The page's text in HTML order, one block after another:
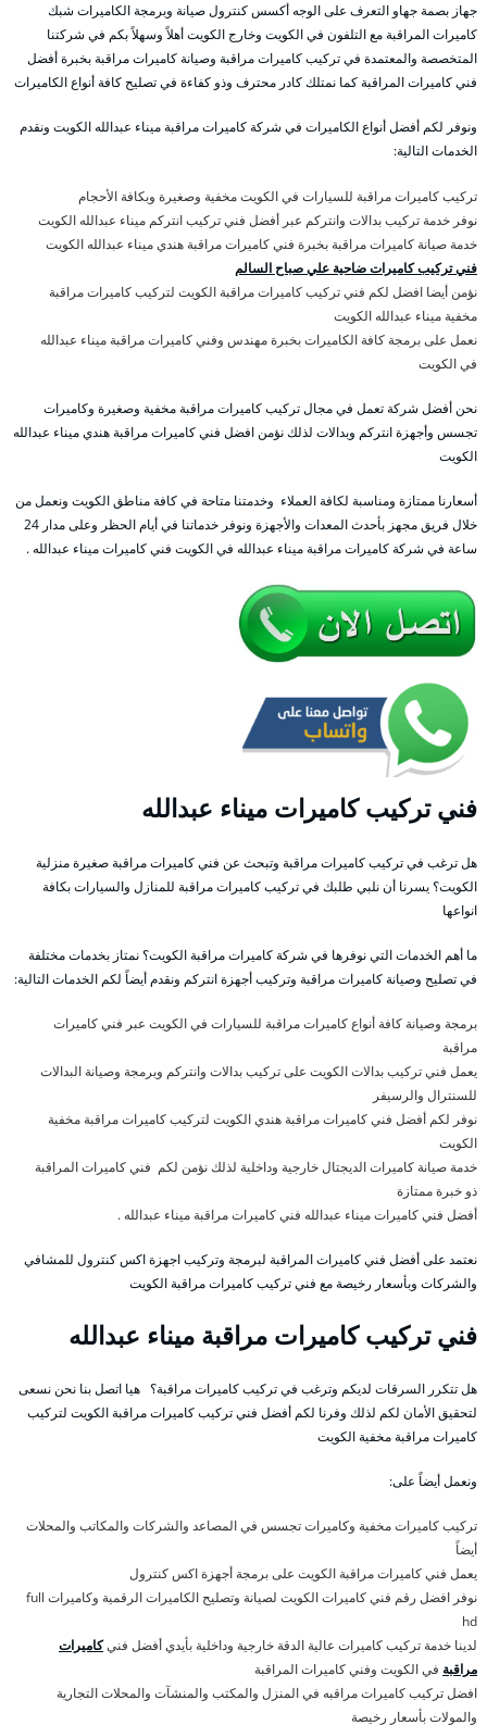
جهاز بصمة جهاو التعرف على الوجه أكسس كنترول صيانة وبرمجة الكاميرات شبك
كاميرات المراقبة مع التلفون في الكويت وخارج الكويت أهلاً وسهلاً بكم في شركتنا
المتخصصة والمعتمدة في تركيب كاميرات مراقبة وصيانة كاميرات مراقبة بخبرة أفضل
فني كاميرات المراقبة كما نمتلك كادر محترف وذو كفاءة في تصليح كافة أنواع الكاميرات
ونوفر لكم أفضل أنواع الكاميرات في شركة كاميرات مراقبة ميناء عبدالله الكويت ونقدم
الخدمات التالية:
تركيب كاميرات مراقبة للسيارات في الكويت مخفية وصغيرة وبكافة الأحجام
نوفر خدمة تركيب بدالات وانتركم عبر أفضل فني تركيب انتركم ميناء عبدالله الكويت
خدمة صيانة كاميرات مراقبة بخبرة فني كاميرات مراقبة هندي ميناء عبدالله الكويت
فني تركيب كاميرات ضاحية علي صباح السالم
نؤمن أيضا افضل لكم فني تركيب كاميرات مراقبة الكويت لتركيب كاميرات مراقبة
مخفية ميناء عبدالله الكويت
نعمل على برمجة كافة الكاميرات بخبرة مهندس وفني كاميرات مراقبة ميناء عبدالله
في الكويت
نحن أفضل شركة تعمل في مجال تركيب كاميرات مراقبة مخفية وصغيرة وكاميرات
تجسس وأجهزة انتركم وبدالات لذلك نؤمن افضل فني كاميرات مراقبة هندي ميناء عبدالله
الكويت
أسعارنا ممتازة ومناسبة لكافة العملاء وخدمتنا متاحة في كافة مناطق الكويت ونعمل من
خلال فريق مجهز بأحدث المعدات والأجهزة ونوفر خدماتنا في أيام الحظر وعلى مدار 24
ساعة في شركة كاميرات مراقبة ميناء عبدالله في الكويت فني كاميرات ميناء عبدالله .
فني تركيب كاميرات ميناء عبدالله
هل ترغب في تركيب كاميرات مراقبة وتبحث عن فني كاميرات مراقبة صغيرة منزلية
الكويت؟ يسرنا أن نلبي طلبك في تركيب كاميرات مراقبة للمنازل والسيارات بكافة
انواعها
ما أهم الخدمات التي نوفرها في شركة كاميرات مراقبة الكويت؟ نمتاز بخدمات مختلفة
في تصليح وصيانة كاميرات مراقبة وتركيب أجهزة انتركم ونقدم أيضاً لكم الخدمات التالية:
برمجة وصيانة كافة أنواع كاميرات مراقبة للسيارات في الكويت عبر فني كاميرات
مراقبة
يعمل فني تركيب بدالات الكويت على تركيب بدالات وانتركم وبرمجة وصيانة البدالات
للسنترال والرسيفر
نوفر لكم أفضل فني كاميرات مراقبة هندي الكويت لتركيب كاميرات مراقبة مخفية
الكويت
خدمة صيانة كاميرات الديجتال خارجية وداخلية لذلك نؤمن لكم فني كاميرات المراقبة
ذو خبرة ممتازة
أفضل فني كاميرات ميناء عبدالله فني كاميرات مراقبة ميناء عبدالله .
نعتمد على أفضل فني كاميرات المراقبة لبرمجة وتركيب اجهزة اكس كنترول للمشافي
والشركات وبأسعار رخيصة مع فني تركيب كاميرات مراقبة الكويت
فني تركيب كاميرات مراقبة ميناء عبدالله
هل تتكرر السرقات لديكم وترغب في تركيب كاميرات مراقبة؟ هيا اتصل بنا نحن نسعى
لتحقيق الأمان لكم لذلك وفرنا لكم أفضل فني تركيب كاميرات مراقبة الكويت لتركيب
كاميرات مراقبة مخفية الكويت
ونعمل أيضاً على:
تركيب كاميرات مخفية وكاميرات تجسس في المصاعد والشركات والمكاتب والمحلات
أيضاً
يعمل فني كاميرات مراقبة الكويت على برمجة أجهزة اكس كنترول
نوفر افضل رقم فني كاميرات الكويت لصيانة وتصليح الكاميرات الرقمية وكاميرات full
hd
لدينا خدمة تركيب كاميرات عالية الدقة خارجية وداخلية بأيدي أفضل فنيكاميرات
مراقبة في الكويت وفني كاميرات المراقبة
افضل تركيب كاميرات مراقبه في المنزل والمكتب والمنشآت والمحلات التجارية
والمولات بأسعار رخيصة